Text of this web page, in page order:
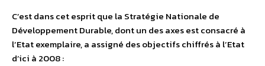
C’est dans cet esprit que la Stratégie Nationale de
Développement Durable, dont un des axes est consacré à
l’Etat exemplaire, a assigné des objectifs chiffrés à l’Etat
d’ici à 2008 :